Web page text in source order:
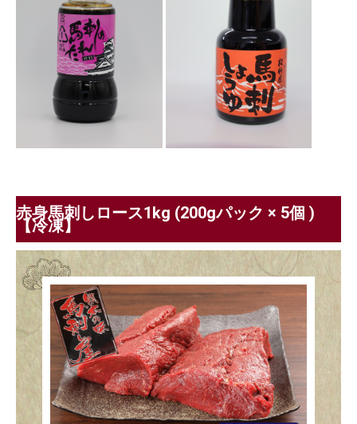
赤身馬刺しロース1kg (200gパック × 5個 )
【冷凍】